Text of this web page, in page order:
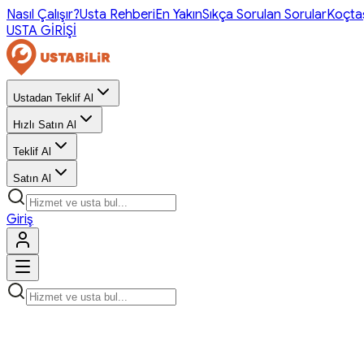
Nasıl Çalışır?Usta RehberiEn YakınSıkça Sorulan Sorular
USTA GİRİŞİ
Ustadan Teklif Al
Hızlı Satın Al
Teklif Al
Satın Al
Giriş